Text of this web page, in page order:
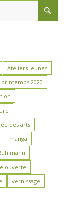
Ateliers Jeunes
2020
des arts
manga
ouverte
vernissage